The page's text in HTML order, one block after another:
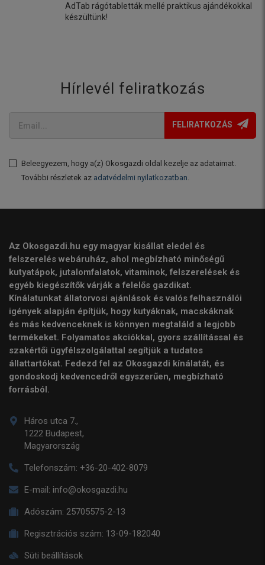
AdTab rágótabletták mellé praktikus ajándékokkal
készültünk!
Hírlevél feliratkozás
FELIRATKOZÁS
Beleegyezem, hogy a(z) Okosgazdi oldal kezelje az adataimat.
További részletek az adatvédelmi nyilatkozatban.
Az Okosgazdi.hu egy magyar kisállat eledel és
felszerelés webáruház, ahol megbízható minőségű
kutyatápok, jutalomfalatok, vitaminok, felszerelések és
egyéb kiegészítők várják a felelős gazdikat.
Kínálatunkat állatorvosi ajánlások és valós felhasználói
igények alapján építjük, hogy kutyáknak, macskáknak
és más kedvenceknek is könnyen megtaláld a legjobb
termékeket. Folyamatos akciókkal, gyors szállítással és
szakértői ügyfélszolgálattal segítjük a tudatos
állattartókat. Fedezd fel az Okosgazdi kínálatát, és
gondoskodj kedvencedről egyszerűen, megbízható
forrásból.
Háros utca 7.,
1222 Budapest,
Magyarország
Telefonszám: +36-20-402-8079
E-mail: info@okosgazdi.hu
Adószám: 25705575-2-13
Regisztrációs szám: 13-09-182040
Süti beállítások